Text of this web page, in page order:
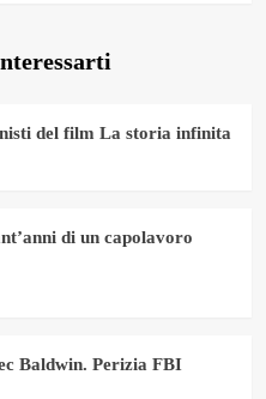
del film La storia infinita
di un capolavoro
Baldwin. Perizia FBI